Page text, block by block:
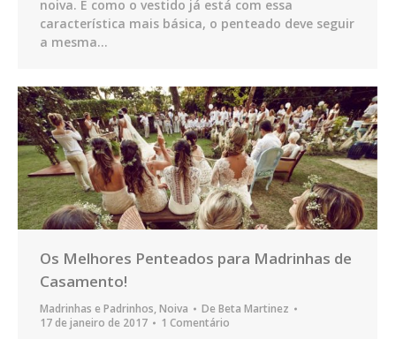
noiva. E como o vestido já está com essa
característica mais básica, o penteado deve seguir
a mesma…
Os Melhores Penteados para Madrinhas de
Casamento!
Madrinhas e Padrinhos,Noiva De Beta Martinez
17 de janeiro de 2017
1 Comentário